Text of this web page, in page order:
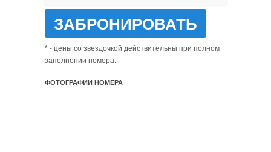
ЗАБРОНИРОВАТЬ
* - цены со звездочкой действительны при полном
заполнении номера.
ФОТОГРАФИИ НОМЕРА